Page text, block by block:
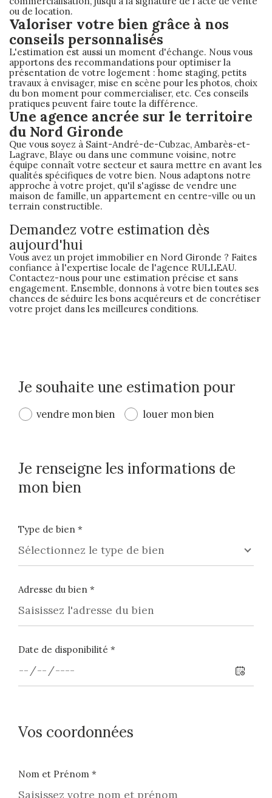
ou de location.
Valoriser votre bien grâce à nos
conseils personnalisés
L'estimation est aussi un moment d'échange. Nous vous
apportons des recommandations pour optimiser la
présentation de votre logement : home staging, petits
travaux à envisager, mise en scène pour les photos, choix
du bon moment pour commercialiser, etc. Ces conseils
pratiques peuvent faire toute la différence.
Une agence ancrée sur le territoire
du Nord Gironde
Que vous soyez à Saint-André-de-Cubzac, Ambarès-et-
Lagrave, Blaye ou dans une commune voisine, notre
équipe connaît votre secteur et saura mettre en avant les
qualités spécifiques de votre bien. Nous adaptons notre
approche à votre projet, qu'il s'agisse de vendre une
maison de famille, un appartement en centre-ville ou un
terrain constructible.
Demandez votre estimation dès
aujourd'hui
Vous avez un projet immobilier en Nord Gironde ? Faites
confiance à l'expertise locale de l'agence RULLEAU.
Contactez-nous pour une estimation précise et sans
engagement. Ensemble, donnons à votre bien toutes ses
chances de séduire les bons acquéreurs et de concrétiser
votre projet dans les meilleures conditions.
Je souhaite une estimation pour
vendre mon bien louer mon bien
Je renseigne les informations de
mon bien
Type de bien *
Sélectionnez le type de bien
Adresse du bien *
Date de disponibilité *
Vos coordonnées
Nom et Prénom *